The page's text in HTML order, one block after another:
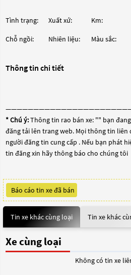
Tình trạng: Xuất xứ: Km:
Chỗ ngồi: Nhiên liệu: Màu sắc:
Thông tin chi tiết
* Chú ý:Thông tin rao bán xe: "" bạn
đăng tải lên trang web. Mọi thông tin
người đăng tin cung cấp . Nếu bạn phát
tin đăng xin hãy thông báo cho chúng tôi
Báo cáo tin xe đã bán
Tin xe khác cùng loại Tin xe khác
Xe cùng loại
Không có tin xe